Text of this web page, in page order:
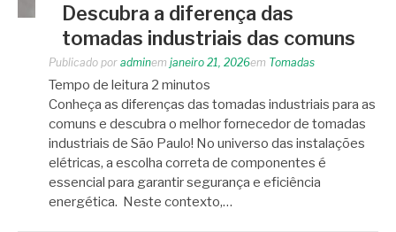
Descubra a diferença das
tomadas industriais das comuns
Publicado por adminem janeiro 21, 2026em Tomadas
Tempo de leitura 2 minutos
Conheça as diferenças das tomadas industriais para as
comuns e descubra o melhor fornecedor de tomadas
industriais de São Paulo! No universo das instalações
elétricas, a escolha correta de componentes é
essencial para garantir segurança e eficiência
energética. Neste contexto,…